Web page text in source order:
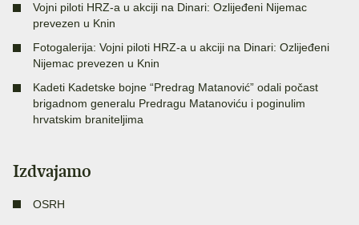
Vojni piloti HRZ-a u akciji na Dinari: Ozlijeđeni Nijemac
prevezen u Knin
Fotogalerija: Vojni piloti HRZ-a u akciji na Dinari: Ozlijeđeni
Nijemac prevezen u Knin
Kadeti Kadetske bojne “Predrag Matanović” odali počast
brigadnom generalu Predragu Matanoviću i poginulim
hrvatskim braniteljima
Izdvajamo
OSRH